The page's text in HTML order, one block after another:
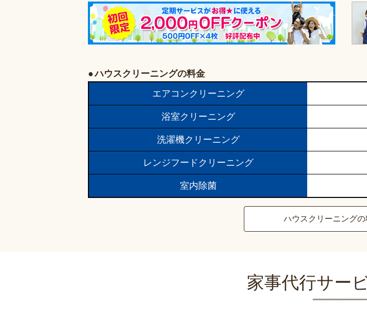
ハウスクリーニングの料金
エアコンクリーニング
浴室クリーニング
洗濯機クリーニング
レンジフードクリーニング
室内除菌
ハウスクリーニング
家事代行サー